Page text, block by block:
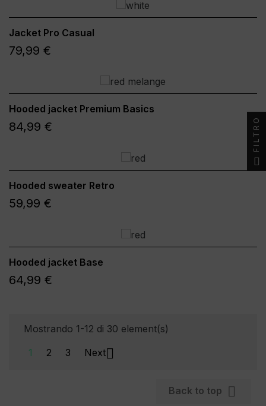
Jacket Pro Casual
79,99 €
Hooded jacket Premium Basics
84,99 €
Hooded sweater Retro
59,99 €
Hooded jacket Base
64,99 €
Mostrando 1-12 di 30 element(s)
1 2 3 Next
Back to top 
FILTRO